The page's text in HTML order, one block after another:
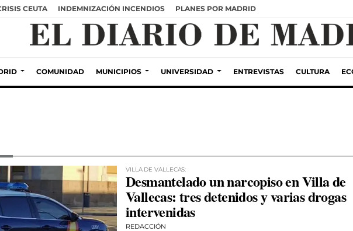
CEUTA INDEMNIZACIÓN INCENDIOS PLANES POR MADRID
COMUNIDAD MUNICIPIOS UNIVERSIDAD ENTREVISTAS CULTURA
VILLA DE VALLECAS:
Desmantelado un narcopiso en Villa de
Vallecas: tres detenidos y varias drogas
intervenidas
REDACCIÓN